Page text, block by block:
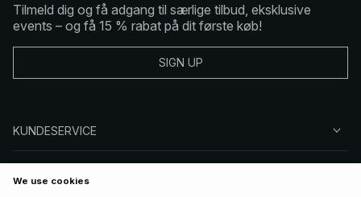
Tilmeld dig og få adgang til særlige tilbud, eksklusive
events – og få 15 % rabat på dit første køb!
SIGN UP
KUNDESERVICE